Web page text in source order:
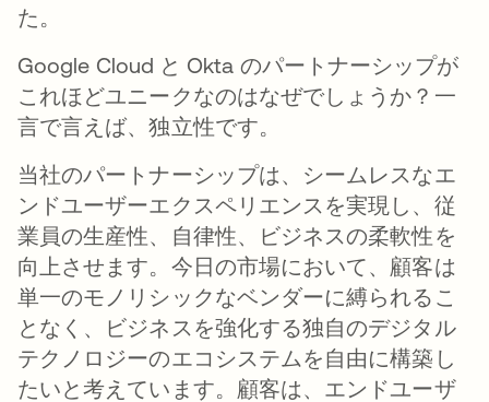
た。
Google Cloud と Okta のパートナーシップが
これほどユニークなのはなぜでしょうか？一
言で言えば、独立性です。
当社のパートナーシップは、シームレスなエ
ンドユーザーエクスペリエンスを実現し、従
業員の生産性、自律性、ビジネスの柔軟性を
向上させます。今日の市場において、顧客は
単一のモノリシックなベンダーに縛られるこ
となく、ビジネスを強化する独自のデジタル
テクノロジーのエコシステムを自由に構築し
たいと考えています。顧客は、エンドユーザ